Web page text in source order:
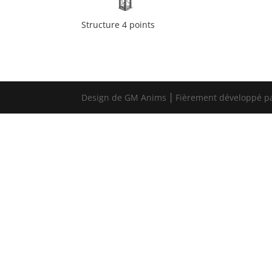
Structure 4 points
Design de GM Anims ⎮ Fièrement développé